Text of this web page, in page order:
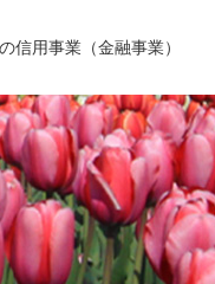
信用事業（金融事業）